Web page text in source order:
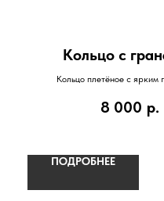
Кольцо с
Кольцо плетёное с ярким
8 000 р.
ПОДРОБНЕЕ